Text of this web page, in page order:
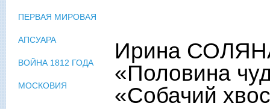
Ирина
«Половина
«Собачий
ПЕРВАЯ МИРОВАЯ
АПСУАРА
ВОЙНА 1812 ГОДА
МОСКОВИЯ